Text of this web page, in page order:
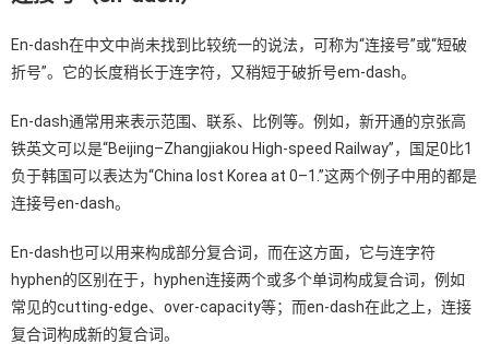
En-dash在中文中尚未找到比较统一的说法，可称为“连接号”或“短破
折号”。它的长度稍长于连字符，又稍短于破折号em-dash。
En-dash通常用来表示范围、联系、比例等。例如，新开通的京张高
铁英文可以是“Beijing–Zhangjiakou High-speed Railway”，国足0比1
负于韩国可以表达为“China lost Korea at 0–1.”这两个例子中用的都是
连接号en-dash。
En-dash也可以用来构成部分复合词，而在这方面，它与连字符
hyphen的区别在于，hyphen连接两个或多个单词构成复合词，例如
常见的cutting-edge、over-capacity等；而en-dash在此之上，连接
复合词构成新的复合词。